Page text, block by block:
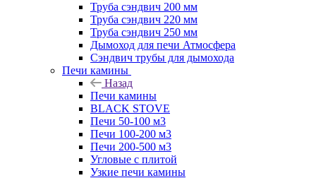
Труба сэндвич 200 мм
Труба сэндвич 220 мм
Труба сэндвич 250 мм
Дымоход для печи Атмосфера
Сэндвич трубы для дымохода
Печи камины
Назад
Печи камины
BLACK STOVE
Печи 50-100 м3
Печи 100-200 м3
Печи 200-500 м3
Угловые с плитой
Узкие печи камины